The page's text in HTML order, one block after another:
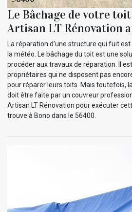
Le Bâchage de votre
Artisan LT Rénovation
La réparation d’une structure qui fuit
la météo. Le bâchage du toit est une
procéder aux travaux de réparation. Il
propriétaires qui ne disposent pas
pour réparer leurs toits. Mais toutefois,
doit être faite par un couvreur
Artisan LT Rénovation pour exécuter
trouve à Bono dans le 56400.